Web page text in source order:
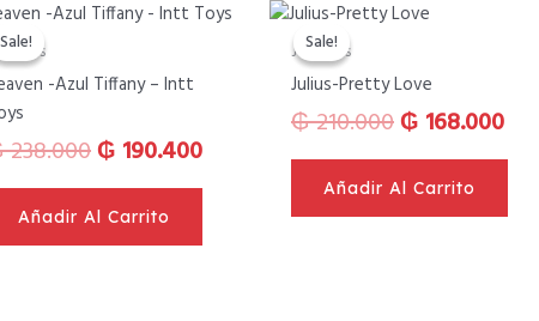
Sale!
Sale!
-Azul Tiffany – Intt
238.000
El
original
₲ 238.000.
₲ 190.400
El
₲ 190.400.
Añadir Al Carrito
Sale!
Sale!
Juguetes
Julius-Pretty Love
₲210.000
El
original
era:
₲ 210.000.
₲ 168.000es:
₲
Añadir Al Carrito